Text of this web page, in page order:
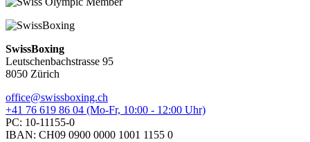
SwissBoxing
Leutschenbachstrasse 95
8050 Zürich
office@swissboxing.ch
+41 76 619 86 04 (Mo-Fr, 10:00 - 12:00 Uhr)
PC: 10-11155-0
IBAN: CH09 0900 0000 1001 1155 0